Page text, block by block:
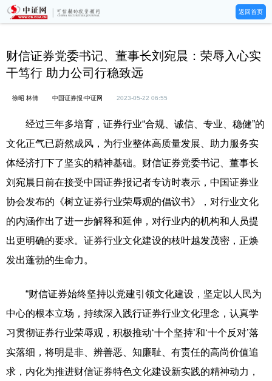
返回首页
财信证券党委书记、董事长刘宛晨：荣辱入心实
干笃行 助力公司行稳致远
徐昭 林倩 中国证券报·中证网 2023-05-22 06:55
经过三年多培育，证券行业“合规、诚信、专业、稳健”的
文化正气已蔚然成风，为行业整体高质量发展、助力服务实
体经济打下了坚实的精神基础。财信证券党委书记、董事长
刘宛晨日前在接受中国证券报记者专访时表示，中国证券业
协会发布的《树立证券行业荣辱观的倡议书》，对行业文化
的内涵作出了进一步解释和延伸，对行业内的机构和人员提
出更明确的要求。证券行业文化建设的枝叶越发茂密，正焕
发出蓬勃的生命力。
“财信证券始终坚持以党建引领文化建设，坚定以人民为
中心的根本立场，持续深入践行证券行业文化理念，认真学
习贯彻证券行业荣辱观，积极推动‘十个坚持’和‘十个反对’落
实落细，将明是非、辨善恶、知廉耻、有责任的高尚价值追
求，内化为推进财信证券特色文化建设新实践的精神动力，